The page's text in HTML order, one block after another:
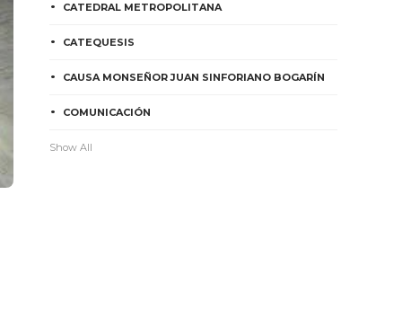
CATEDRAL METROPOLITANA
CATEQUESIS
CAUSA MONSEÑOR JUAN SINFORIANO BOGARÍN
COMUNICACIÓN
Show All